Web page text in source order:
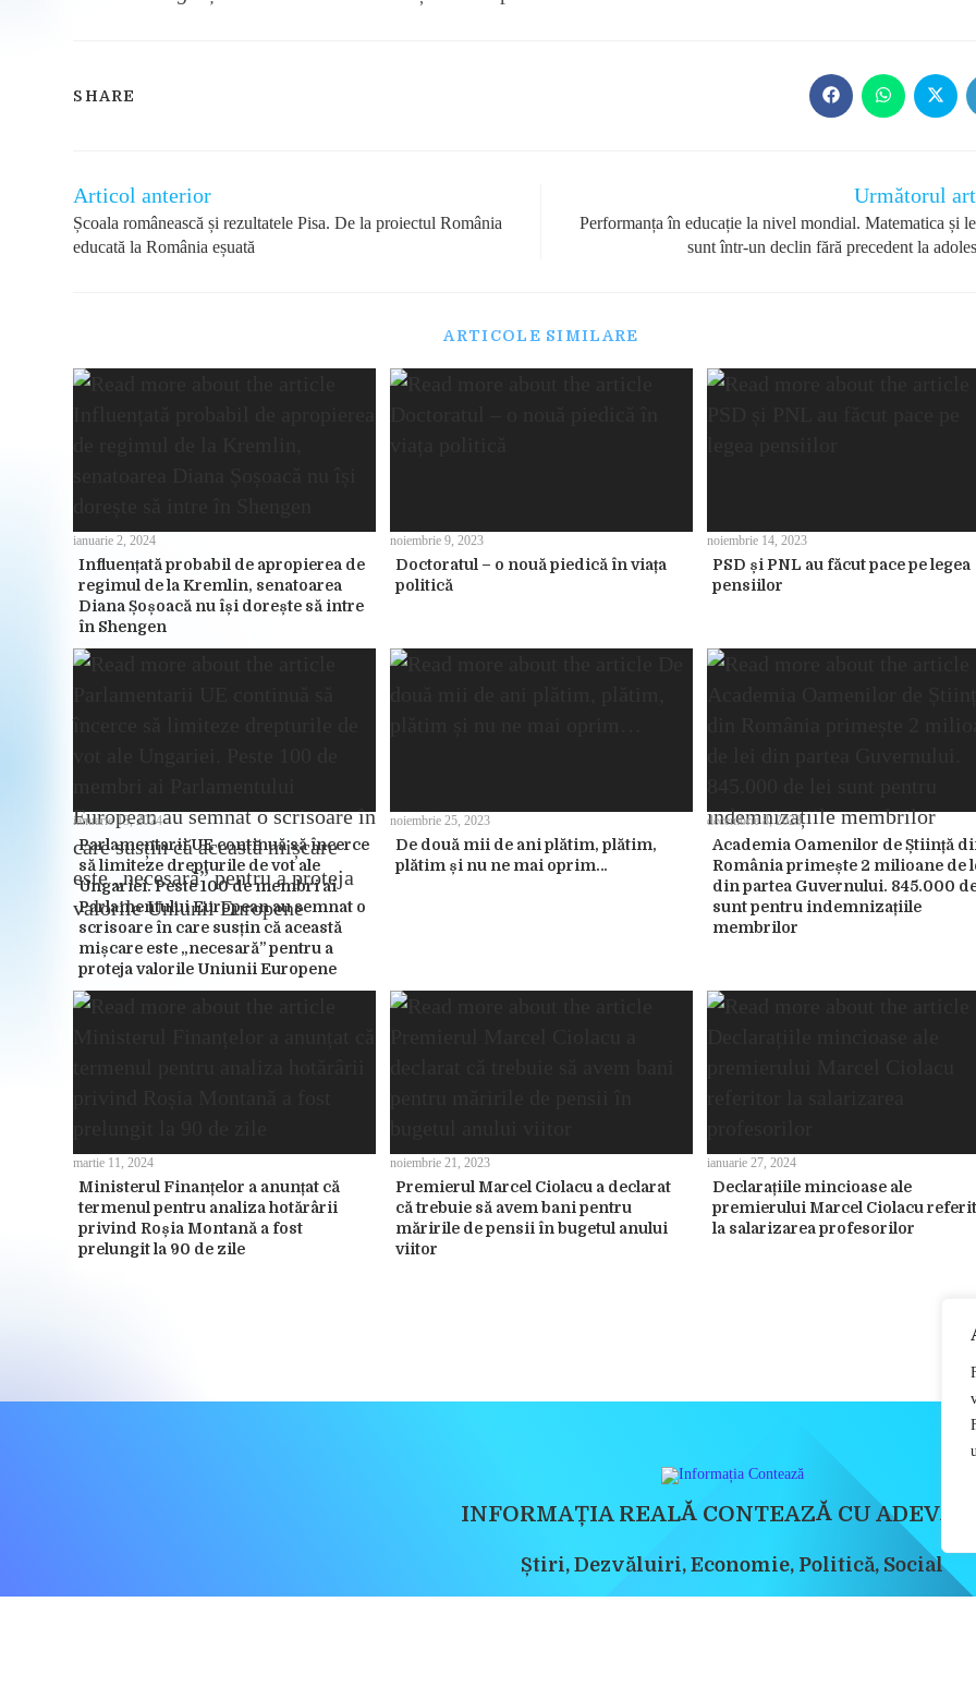
SHARE
Opens
in
Opens
in
Opens
in
Read
more
articles
Articol anterior
Școala românească și rezultatele Pisa. De la proiectul România
educată la România eșuată
Următorul
Performanța în educație la nivel mondial. Matematica și
sunt într-un declin fără precedent la
ARTICOLE SIMILARE
Influențată probabil de apropierea de
regimul de la Kremlin, senatoarea
Diana Șoșoacă nu își dorește să intre
în Shengen
ianuarie 2, 2024
Doctoratul – o nouă piedică în viața
politică
noiembrie 9, 2023
PSD și PNL au făcut pace pe legea
pensiilor
noiembrie 14, 2023
Parlamentarii UE continuă să încerce
să limiteze drepturile de vot ale
Ungariei. Peste 100 de membri ai
Parlamentului European au semnat o
scrisoare în care susțin că această
mișcare este „necesară” pentru a
proteja valorile Uniunii Europene
ianuarie 13, 2024
De două mii de ani plătim, plătim,
plătim și nu ne mai oprim…
noiembrie 25, 2023
Academia Oamenilor de Știință
România primește 2 milioane de
din partea Guvernului. 845.000
sunt pentru indemnizațiile
membrilor
decembrie 8, 2023
Ministerul Finanțelor a anunțat că
termenul pentru analiza hotărârii
privind Roșia Montană a fost
prelungit la 90 de zile
martie 11, 2024
Premierul Marcel Ciolacu a declarat
că trebuie să avem bani pentru
măririle de pensii în bugetul anului
viitor
noiembrie 21, 2023
Declarațiile mincioase ale
premierului Marcel Ciolacu
la salarizarea profesorilor
ianuarie 27, 2024
INFORMAȚIA REALĂ CONTEAZĂ CU
Știri, Dezvăluiri, Economie, Politică, Social